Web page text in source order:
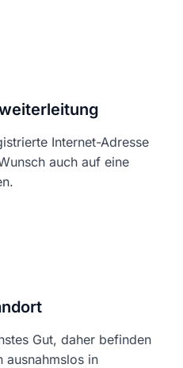
Internet-Adresse
auch auf eine
Gut, daher befinden
ausnahmslos in